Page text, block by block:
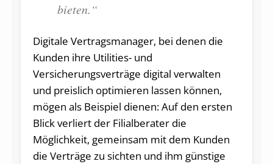
bieten.“
Digitale Vertragsmanager, bei denen die
Kunden ihre Utilities- und
Versicherungsverträge digital verwalten
und preislich optimieren lassen können,
mögen als Beispiel dienen: Auf den ersten
Blick verliert der Filialberater die
Möglichkeit, gemeinsam mit dem Kunden
die Verträge zu sichten und ihm günstige